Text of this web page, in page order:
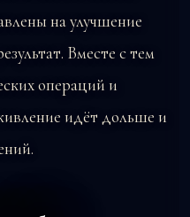
на улучшение
Вместе с тем
операций и
идёт дольше и